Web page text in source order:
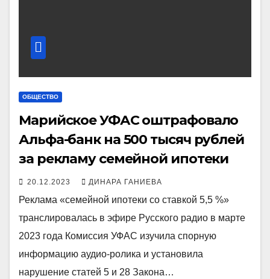
ОБЩЕСТВО
Марийское УФАС оштрафовало
Альфа-банк на 500 тысяч рублей
за рекламу семейной ипотеки
20.12.2023 ДИНАРА ГАНИЕВА
Реклама «семейной ипотеки со ставкой 5,5 %»
транслировалась в эфире Русского радио в марте
2023 года Комиссия УФАС изучила спорную
информацию аудио-ролика и установила
нарушение статей 5 и 28 Закона…